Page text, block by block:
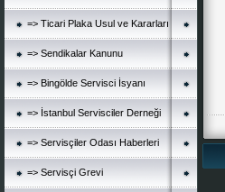
=> Ticari Plaka Usul ve Kararları
=> Sendikalar Kanunu
=> Bingölde Servisci İsyanı
=> İstanbul Servisciler Derneği
=> Servisçiler Odası Haberleri
=> Servisçi Grevi